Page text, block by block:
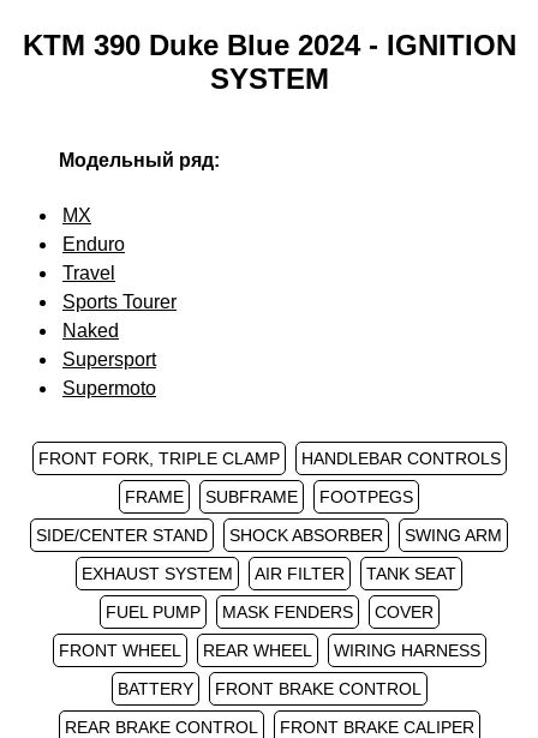
KTM 390 Duke Blue 2024 - IGNITION
SYSTEM
Модельный ряд:
MX
Enduro
Travel
Sports Tourer
Naked
Supersport
Supermoto
FRONT FORK, TRIPLE CLAMP
HANDLEBAR CONTROLS
FRAME
SUBFRAME
FOOTPEGS
SIDE/CENTER STAND
SHOCK ABSORBER
SWING ARM
EXHAUST SYSTEM
AIR FILTER
TANK SEAT
FUEL PUMP
MASK FENDERS
COVER
FRONT WHEEL
REAR WHEEL
WIRING HARNESS
BATTERY
FRONT BRAKE CONTROL
REAR BRAKE CONTROL
FRONT BRAKE CALIPER